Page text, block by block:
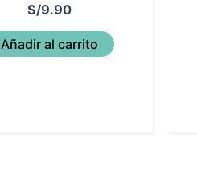
S/9.90
Añadir al carrito